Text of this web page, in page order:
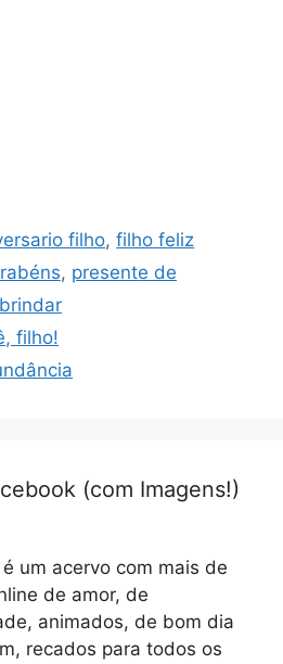
filho,filho feliz
, presente de
filho!
(com Imagens!)
um acervo com mais de
de amor, de
animados, de bom dia
recados para todos os